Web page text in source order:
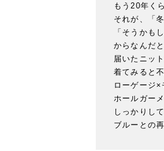
もう20年く
それが、「
「そうかも
からなんだ
届いたニッ
着てみると
ローゲージ×
ホールガー
しっかりし
ブルーとの